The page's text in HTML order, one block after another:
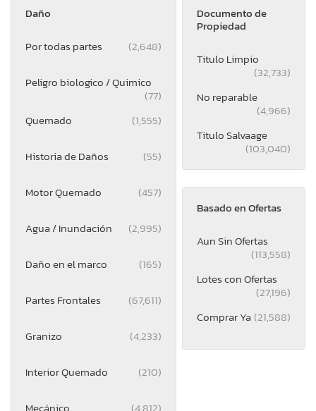
Daño
Por todas partes (2,648)
Peligro biologico / Quimico
(77)
Quemado
(1,555)
Historia de Daños (55)
Motor Quemado (457)
Agua / Inundación (2,995)
Daño en el marco (165)
Partes Frontales (67,611)
Granizo (4,233)
Interior Quemado (210)
Mecánico (4,812)
Documento de
Propiedad
Titulo Limpio
(32,733)
No reparable
(4,966)
Titulo Salvaage
(103,040)
Basado en Ofertas
Aun Sin Ofertas
(113,558)
Lotes con Ofertas
(27,196)
Comprar Ya (21,588)